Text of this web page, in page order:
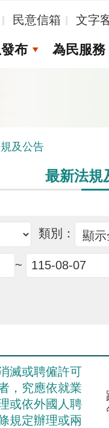
民意信箱 文字
布 為民服務
及公告
最新法規
類別：
~
滅或聘僱許可
，究應依就業
或依外國人聘
規定辦理或兩